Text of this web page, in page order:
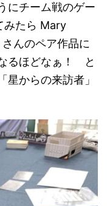
にチーム戦のゲー
みたら Mary
んのペア作品に
るほどなぁ！ と
からの来訪者」